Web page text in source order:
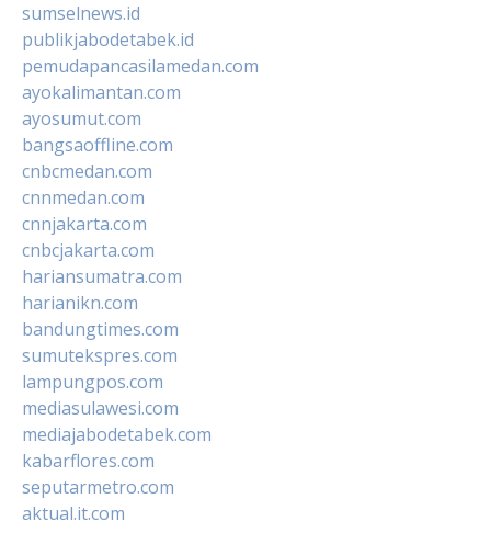
sumselnews.id
publikjabodetabek.id
pemudapancasilamedan.com
ayokalimantan.com
ayosumut.com
bangsaoffline.com
cnbcmedan.com
cnnmedan.com
cnnjakarta.com
cnbcjakarta.com
hariansumatra.com
harianikn.com
bandungtimes.com
sumutekspres.com
lampungpos.com
mediasulawesi.com
mediajabodetabek.com
kabarflores.com
seputarmetro.com
aktual.it.com